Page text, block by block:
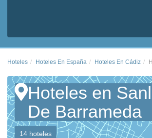
Hoteles Hoteles En España Hoteles En Cádiz
Hoteles en
De Barrameda
14 hoteles